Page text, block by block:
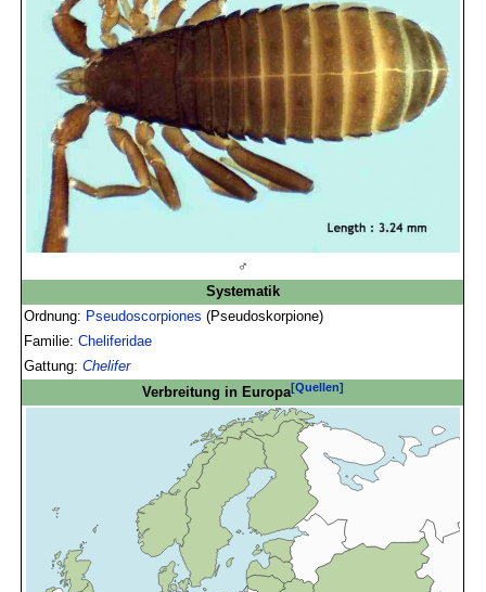
♂
Systematik
Ordnung: Pseudoscorpiones (Pseudoskorpione)
Familie:Cheliferidae
Gattung:Chelifer
Verbreitung in Europa[Quellen]